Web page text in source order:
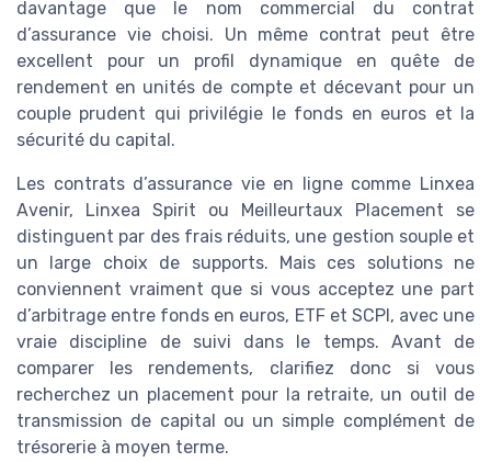
davantage que le nom commercial du contrat
d’assurance vie choisi. Un même contrat peut être
excellent pour un profil dynamique en quête de
rendement en unités de compte et décevant pour un
couple prudent qui privilégie le fonds en euros et la
sécurité du capital.
Les contrats d’assurance vie en ligne comme Linxea
Avenir, Linxea Spirit ou Meilleurtaux Placement se
distinguent par des frais réduits, une gestion souple et
un large choix de supports. Mais ces solutions ne
conviennent vraiment que si vous acceptez une part
d’arbitrage entre fonds en euros, ETF et SCPI, avec une
vraie discipline de suivi dans le temps. Avant de
comparer les rendements, clarifiez donc si vous
recherchez un placement pour la retraite, un outil de
transmission de capital ou un simple complément de
trésorerie à moyen terme.